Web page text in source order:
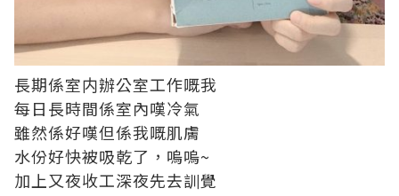
長期係室内辦公室工作嘅我
每日長時間係室內嘆冷氣
雖然係好嘆但係我嘅肌膚
水份好快被吸乾了，嗚嗚~
加上又夜收工深夜先去訓覺